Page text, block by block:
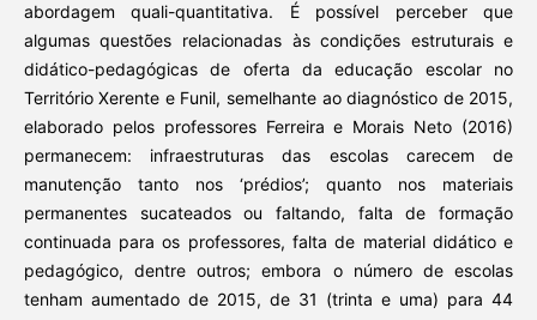
abordagem quali-quantitativa. É possível perceber que
algumas questões relacionadas às condições estruturais e
didático-pedagógicas de oferta da educação escolar no
Território Xerente e Funil, semelhante ao diagnóstico de 2015,
elaborado pelos professores Ferreira e Morais Neto (2016)
permanecem: infraestruturas das escolas carecem de
manutenção tanto nos ‘prédios’; quanto nos materiais
permanentes sucateados ou faltando, falta de formação
continuada para os professores, falta de material didático e
pedagógico, dentre outros; embora o número de escolas
tenham aumentado de 2015, de 31 (trinta e uma) para 44